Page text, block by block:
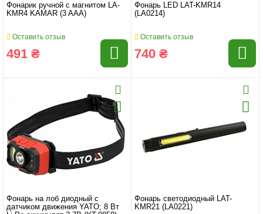
Фонарик ручной с магнитом LA-
KMR4 KAMAR (3 AAA)
Оставить отзыв
491 ₴
Фонарь LED LAT-KMR14
(LA0214)
Оставить отзыв
740 ₴
Фонарь на лоб диодный с
датчиком движения YATO; 8 Вт
Фонарь светодиодный LAT-
KMR21 (LA0221)